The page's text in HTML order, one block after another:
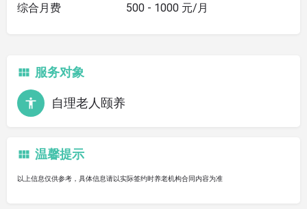
综合月费 500 - 1000 元/月
服务对象
自理老人颐养
温馨提示
以上信息仅供参考，具体信息请以实际签约时养老机构合同内容为准